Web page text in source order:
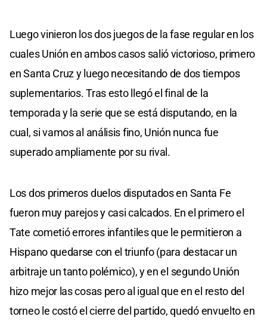
Luego vinieron los dos juegos de la fase regular en los
cuales Unión en ambos casos salió victorioso, primero
en Santa Cruz y luego necesitando de dos tiempos
suplementarios. Tras esto llegó el final de la
temporada y la serie que se está disputando, en la
cual, si vamos al análisis fino, Unión nunca fue
superado ampliamente por su rival.
Los dos primeros duelos disputados en Santa Fe
fueron muy parejos y casi calcados. En el primero el
Tate cometió errores infantiles que le permitieron a
Hispano quedarse con el triunfo (para destacar un
arbitraje un tanto polémico), y en el segundo Unión
hizo mejor las cosas pero al igual que en el resto del
torneo le costó el cierre del partido, quedó envuelto en